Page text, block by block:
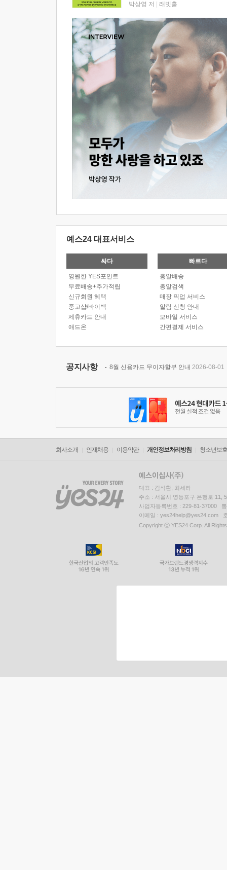
박상영 저 래빗홀
예스24 대표서비스
싸다
영원한 YES포인트
무료배송+추가적립
신규회원 혜택
중고샵/바이백
제휴카드 안내
애드온
빠르다
총알배송
총알검색
매장 픽업 서비스
알림 신청 안내
모바일 서비스
간편결제 서비스
공지사항 8월 신용카드 무이자할부 안내 2026-08-01
회사소개 인재채용 이용약관 개인정보처리방침 청소년보
대표 : 김석환, 최세라
주소 : 서울시 영등포구 은행로 11,
사업자등록번호 : 229-81-37000
이메일 : yes24help@yes24.com
Copyright ⓒ YES24 Corp. All